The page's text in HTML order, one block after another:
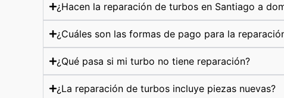
¿Hacen la reparación de turbos en Santiago a
¿Cuáles son las formas de pago para la
¿Qué pasa si mi turbo no tiene reparación?
¿La reparación de turbos incluye piezas nuevas?